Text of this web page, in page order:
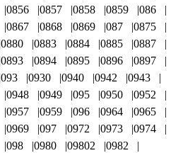
0856 0857 0858 0859
086
0867 0868 0869 087
0875
0880 0883 0884 0885
0887
0893 0894 0895 0896
0897
093 0930 0940 0942
0943
0948 0949 095 0950
0952
0957 0959 096 0964
0965
0969 097 0972 0973
0974
098 0980 09802
0982